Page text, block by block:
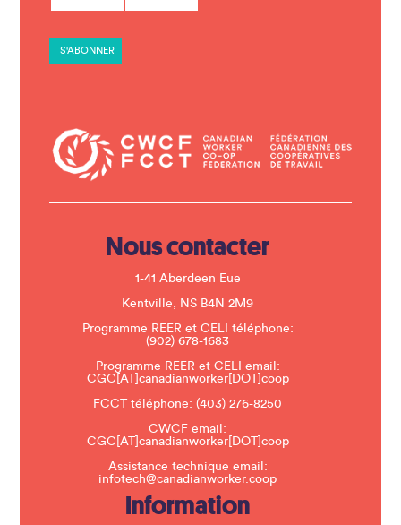
a
c
s
Nous contacter
1-41 Aberdeen Eue
Kentville, NS B4N 2M9
Programme REER et CELI téléphone:
(902) 678-1683
Programme REER et CELI email:
CGC[AT]canadianworker[DOT]coop
FCCT téléphone:(403) 276-8250
CWCF email:
CGC[AT]canadianworker[DOT]coop
Assistance technique email:
infotech@canadianworker.coop
Information